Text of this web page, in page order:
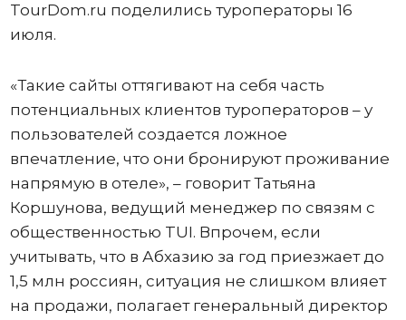
TourDom.ru поделились туроператоры 16
июля.
«Такие сайты оттягивают на себя часть
потенциальных клиентов туроператоров – у
пользователей создается ложное
впечатление, что они бронируют проживание
напрямую в отеле», – говорит Татьяна
Коршунова, ведущий менеджер по связям с
общественностью TUI. Впрочем, если
учитывать, что в Абхазию за год приезжает до
1,5 млн россиян, ситуация не слишком влияет
на продажи, полагает генеральный директор